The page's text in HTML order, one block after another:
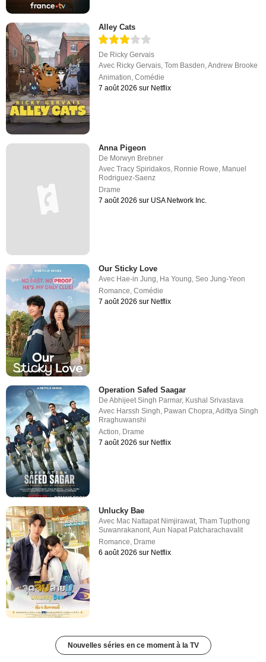
Alley Cats
De Ricky Gervais
Avec Ricky Gervais ,Tom Basden ,Andrew Brooke
Animation ,Comédie
7 août 2026 sur Netflix
Anna Pigeon
De Morwyn Brebner
AvecTracy Spiridakos, Ronnie Rowe, Manuel
Rodriguez-Saenz
Drame
7 août 2026 sur USA Network Inc.
Our Sticky Love
Avec Hae-in Jung, Ha Young,Seo Jung-Yeon
Romance,Comédie
7 août 2026 sur Netflix
Operation Safed Saagar
DeAbhijeet Singh Parmar, Kushal Srivastava
Avec Harssh Singh Pawan Chopra ,Adittya Singh
Rraghuwanshi
Action Drame
7 août 2026 sur Netflix
Unlucky Bae
Avec Mac Nattapat Nimjirawat,Tham Tupthong
Suwanrakanont,Aun Napat Patcharachavalit
Romance, Drame
6 août 2026 sur Netflix
Nouvelles séries en ce moment à la TV